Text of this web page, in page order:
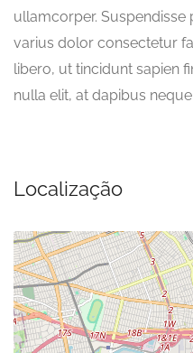
ullamcorper.
varius dolor consectetur
libero, ut tincidunt sapien
nulla elit, at dapibus
Localização